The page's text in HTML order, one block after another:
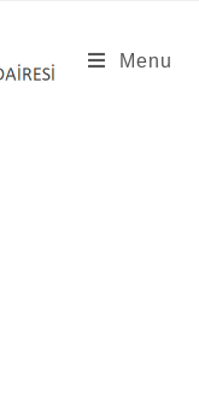
Menu